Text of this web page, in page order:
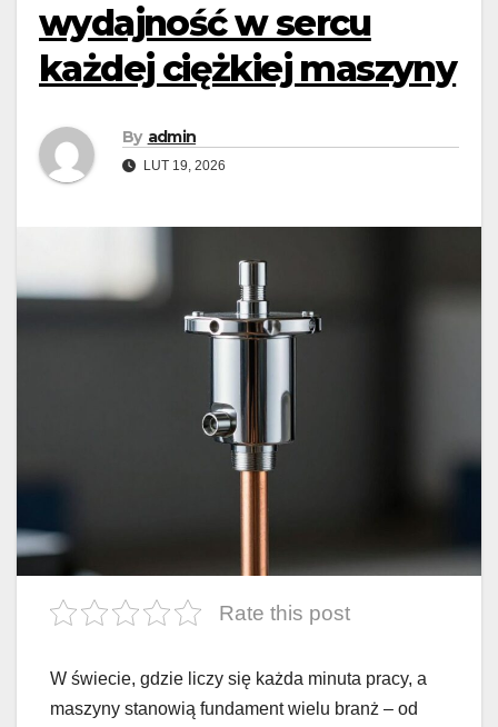
wydajność w sercu
każdej ciężkiej maszyny
By admin
LUT 19, 2026
Rate this post
W świecie, gdzie liczy się każda minuta pracy, a
maszyny stanowią fundament wielu branż – od